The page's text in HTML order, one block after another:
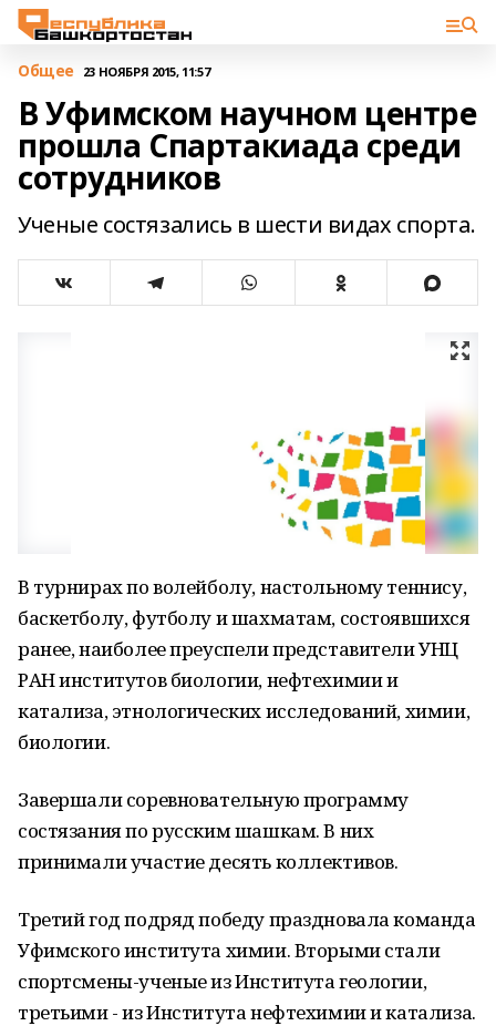
Общее 23 НОЯБРЯ 2015, 11:57
В Уфимском научном центре
прошла Спартакиада среди
сотрудников
Ученые состязались в шести видах спорта.
В турнирах по волейболу, настольному теннису,
баскетболу, футболу и шахматам, состоявшихся
ранее, наиболее преуспели представители УНЦ
РАН институтов биологии, нефтехимии и
катализа, этнологических исследований, химии,
биологии.
Завершали соревновательную программу
состязания по русским шашкам. В них
принимали участие десять коллективов.
Третий год подряд победу праздновала команда
Уфимского института химии. Вторыми стали
спортсмены-ученые из Института геологии,
третьими - из Института нефтехимии и катализа.